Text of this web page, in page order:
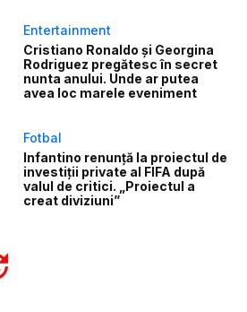
Entertainment
Cristiano Ronaldo și Georgina
Rodriguez pregătesc în secret
nunta anului. Unde ar putea
avea loc marele eveniment
Fotbal
Infantino renunță la proiectul de
investiții private al FIFA după
valul de critici. „Proiectul a
creat diviziuni”